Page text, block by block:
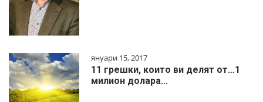
януари 15, 2017
11 грешки, които ви делят от…1
милиoн дoлapa…